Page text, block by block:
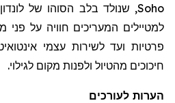
Soho, שנולד בלב הסוהו של
למטיילים המעריכים חוויה על
פרטיות ועד לשירות עצמי
חיכוכים מהטיול ולפנות מקום לגילוי.
הערות לעורכים